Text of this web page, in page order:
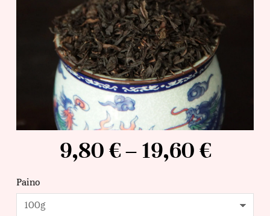
9,80€– 19,60€
Paino